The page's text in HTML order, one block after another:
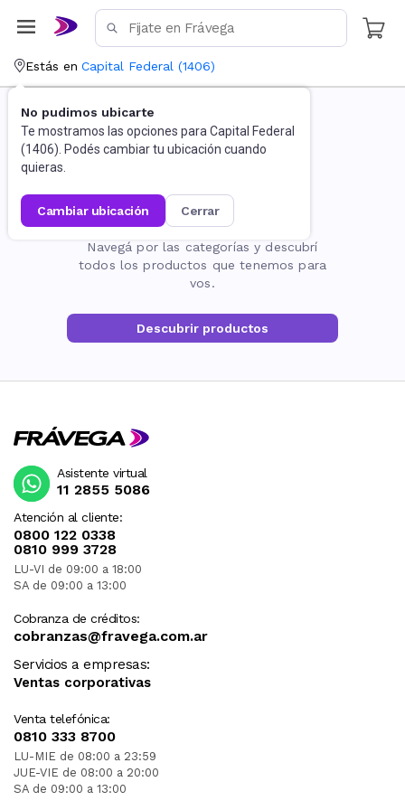
Estás en Capital Federal (1406)
No pudimos ubicarte
Te mostramos las opciones para Capital Federal
(1406). Podés cambiar tu ubicación cuando
quieras.
cambiar ubicación cerrar
La página no existe
Navegá por las categorías y descubrí
todos los productos que tenemos para
vos.
Descubrir productos
Atención al cliente:
0800 122 0338
0810 999 3728
LU-VI de 09:00 a 18:00
SA de 09:00 a 13:00
Cobranza de créditos:
cobranzas@fravega.com.ar
Servicios a empresas:
Ventas corporativas
Venta telefónica:
0810 333 8700
LU-MIE de 08:00 a 23:59
JUE-VIE de 08:00 a 20:00
SA de 09:00 a 13:00
Asistente virtual
11 2855 5086